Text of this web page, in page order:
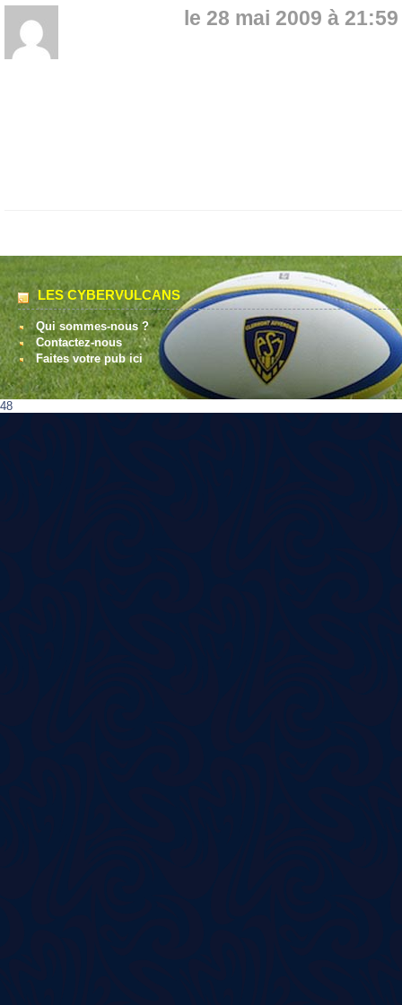
le 28 mai 2009 à 21:59
LES CYBERVULCANS
Qui sommes-nous ?
Contactez-nous
Faites votre pub ici
48